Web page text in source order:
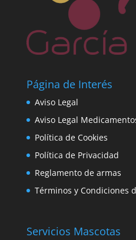
Página de Interés
Aviso Legal
Aviso Legal
Política de Cookies
Política de Privacidad
Reglamento de armas
Términos y Condiciones
Servicios Mascotas